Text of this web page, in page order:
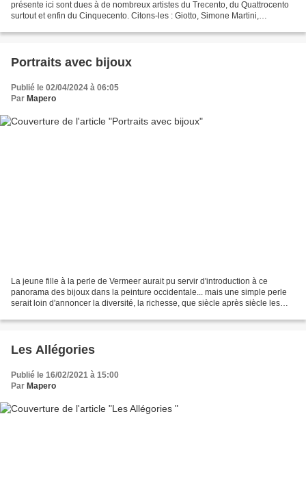
présente ici sont dues à de nombreux artistes du Trecento, du Quattrocento
surtout et enfin du Cinquecento. Citons-les : Giotto, Simone Martini,
Portraits avec bijoux
Publié le 02/04/2024 à 06:05
Par Mapero
La jeune fille à la perle de Vermeer aurait pu servir d'introduction à ce
panorama des bijoux dans la peinture occidentale... mais une simple perle
serait loin d'annoncer la diversité, la richesse, que siècle après siècle les
Les Allégories
Publié le 16/02/2021 à 15:00
Par Mapero